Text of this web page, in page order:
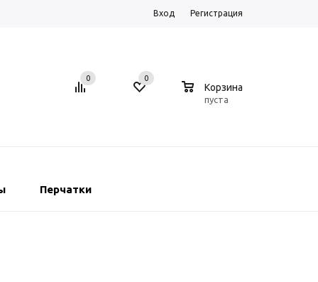
Вход Регистрация
0 0
Корзина
пуста
Перчатки